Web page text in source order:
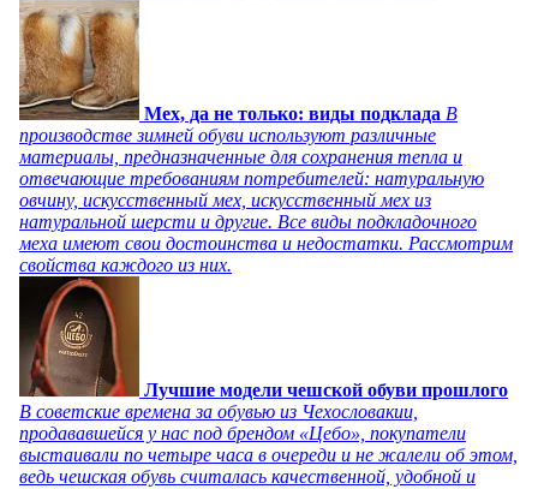
Мех, да не только: виды подклада В
производстве зимней обуви используют различные
материалы, предназначенные для сохранения тепла и
отвечающие требованиям потребителей: натуральную
овчину, искусственный мех, искусственный мех из
натуральной шерсти и другие. Все виды подкладочного
меха имеют свои достоинства и недостатки. Рассмотрим
свойства каждого из них.
Лучшие модели чешской обуви прошлого
В советские времена за обувью из Чехословакии,
продававшейся у нас под брендом «Цебо», покупатели
выстаивали по четыре часа в очереди и не жалели об этом,
ведь чешская обувь считалась качественной, удобной и